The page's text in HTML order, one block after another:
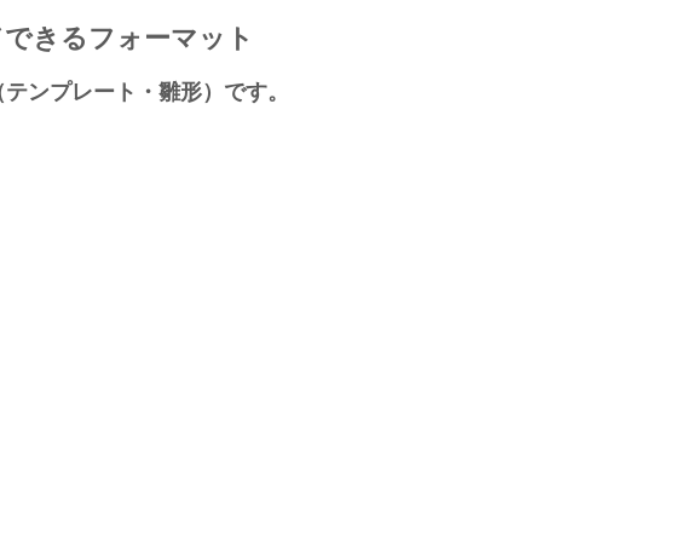
きるフォーマット
ンプレート・雛形）です。